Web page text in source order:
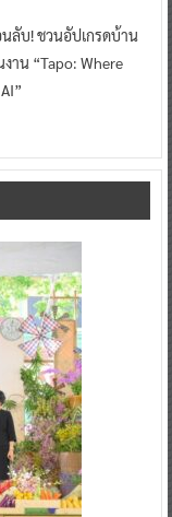
ลับ! ชวนอัปเกรดบ้าน
าน “Tapo: Where